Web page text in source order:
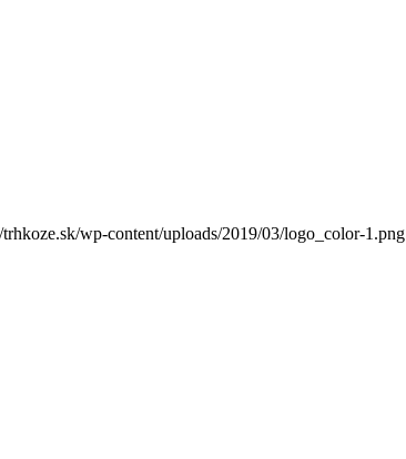
trhkoze.sk/wp-content/uploads/2019/03/logo_color-1.png